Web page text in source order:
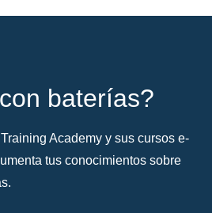
baterías?
Training Academy y sus cursos e-
tus conocimientos sobre